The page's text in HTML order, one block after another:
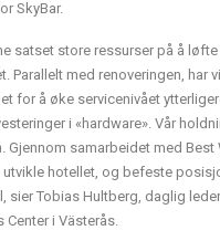
SkyBar.
satset store ressurser på å
Parallelt med renoveringen, har
for å øke servicenivået
i «hardware». Vår
samarbeidet med Best
hotellet, og befeste
sier Tobias Hultberg, daglig
Center i Västerås.